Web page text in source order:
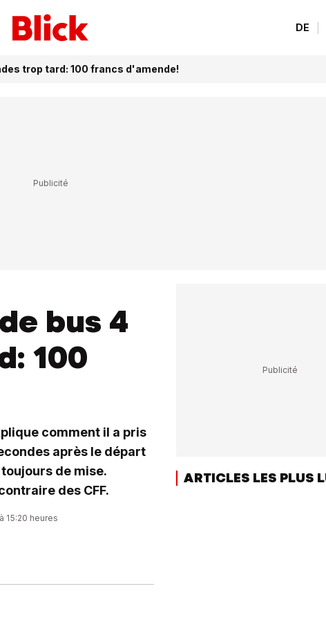
DE
trop tard: 100 francs d'amende!
bus 4
100
comment il a pris
après le départ
de mise.
des CFF.
15:20 heures
ARTICLES LES PLUS